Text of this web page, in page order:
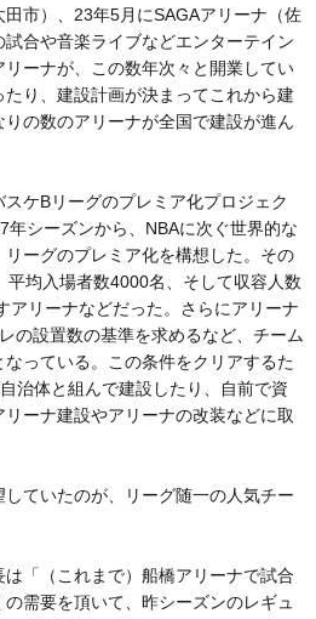
市）、23年5月にSAGAアリーナ（佐
合や音楽ライブなどエンターテイン
ーナが、この数年次々と開業してい
り、建設計画が決まってこれから建
の数のアリーナが全国で建設が進ん
ケBリーグのプレミア化プロジェク
年シーズンから、NBAに次ぐ世界的な
ーグのプレミア化を構想した。その
均入場者数4000名、そして収容人数
アリーナなどだった。さらにアリーナ
の設置数の基準を求めるなど、チーム
っている。この条件をクリアするた
治体と組んで建設したり、自前で資
ーナ建設やアリーナの改装などに取
ていたのが、リーグ随一の人気チー
「（これまで）船橋アリーナで試合
需要を頂いて、昨シーズンのレギュ